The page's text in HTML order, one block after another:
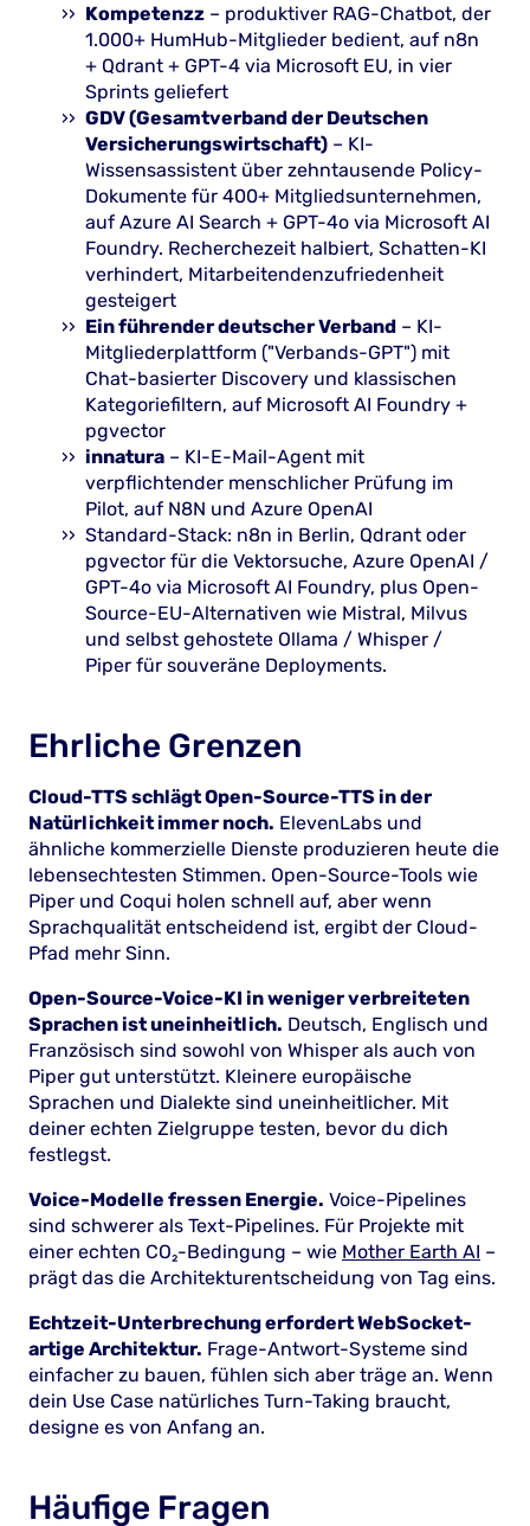
Kompetenzz – produktiver RAG-Chatbot, der
1.000+ HumHub-Mitglieder bedient, auf n8n
+ Qdrant + GPT-4 via Microsoft EU, in vier
Sprints geliefert
GDV (Gesamtverband der Deutschen
Versicherungswirtschaft) – KI-
Wissensassistent über zehntausende Policy-
Dokumente für 400+ Mitgliedsunternehmen,
auf Azure AI Search + GPT-4o via Microsoft AI
Foundry. Recherchezeit halbiert, Schatten-KI
verhindert, Mitarbeitendenzufriedenheit
gesteigert
Ein führender deutscher Verband – KI-
Mitgliederplattform ("Verbands-GPT") mit
Chat-basierter Discovery und klassischen
Kategoriefiltern, auf Microsoft AI Foundry +
pgvector
innatura – KI-E-Mail-Agent mit
verpflichtender menschlicher Prüfung im
Pilot, auf N8N und Azure OpenAI
Standard-Stack: n8n in Berlin, Qdrant oder
pgvector für die Vektorsuche, Azure OpenAI /
GPT-4o via Microsoft AI Foundry, plus Open-
Source-EU-Alternativen wie Mistral, Milvus
und selbst gehostete Ollama / Whisper /
Piper für souveräne Deployments.
Ehrliche Grenzen
Cloud-TTS schlägt Open-Source-TTS in der
Natürlichkeit immer noch. ElevenLabs und
ähnliche kommerzielle Dienste produzieren heute die
lebensechtesten Stimmen. Open-Source-Tools wie
Piper und Coqui holen schnell auf, aber wenn
Sprachqualität entscheidend ist, ergibt der Cloud-
Pfad mehr Sinn.
Open-Source-Voice-KI in weniger verbreiteten
Sprachen ist uneinheitlich. Deutsch, Englisch und
Französisch sind sowohl von Whisper als auch von
Piper gut unterstützt. Kleinere europäische
Sprachen und Dialekte sind uneinheitlicher. Mit
deiner echten Zielgruppe testen, bevor du dich
festlegst.
Voice-Modelle fressen Energie. Voice-Pipelines
sind schwerer als Text-Pipelines. Für Projekte mit
einer echten CO₂-Bedingung – wie Mother Earth AI –
prägt das die Architekturentscheidung von Tag eins.
Echtzeit-Unterbrechung erfordert WebSocket-
artige Architektur. Frage-Antwort-Systeme sind
einfacher zu bauen, fühlen sich aber träge an. Wenn
dein Use Case natürliches Turn-Taking braucht,
designe es von Anfang an.
Häufige Fragen